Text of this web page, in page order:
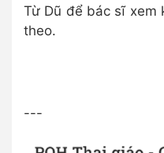
Từ Dũ để bác sĩ xem
theo.
---